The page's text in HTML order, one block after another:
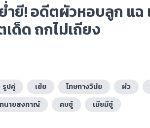
ยี! อดีตผัวหอบลูก แฉ
ด็ด ถกไม่เถียง
รูปคู่ เย้ย โทษทางวินัย ผัว
ทนายสงกาญ์ คบชู้ เมียมีชู้